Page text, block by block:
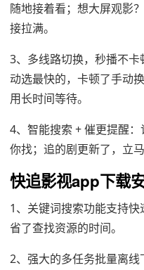
随地接着看；想大屏观影
接拉满。
3、多线路切换，秒播不
动选最快的，卡顿了手动
用长时间等待。
4、智能搜索 + 催更提醒
你找；追的剧更新了，立
快追影视app下载
1、关键词搜索功能支持
省了查找资源的时间。
2、强大的多任务批量离